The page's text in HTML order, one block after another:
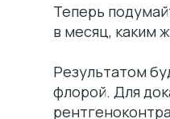
Теперь
в месяц, каким
Результатом
флорой. Для